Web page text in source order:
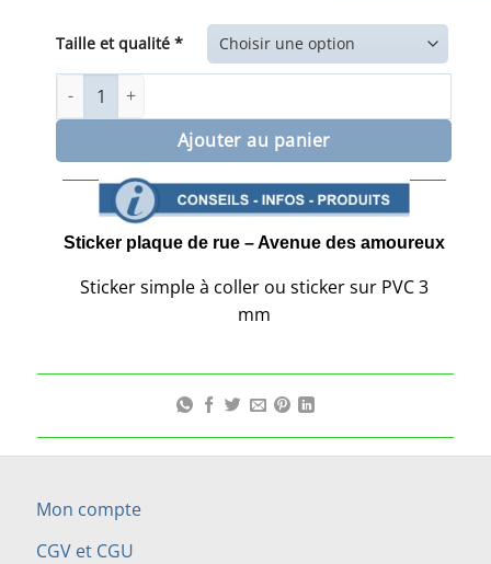
Taille et qualité *
quantité de Plaque de rue Avenue des amoureux
Ajouter au panier
Sticker plaque de rue – Avenue des amoureux
Sticker simple à coller ou sticker sur PVC 3
mm
Mon compte
CGV et CGU